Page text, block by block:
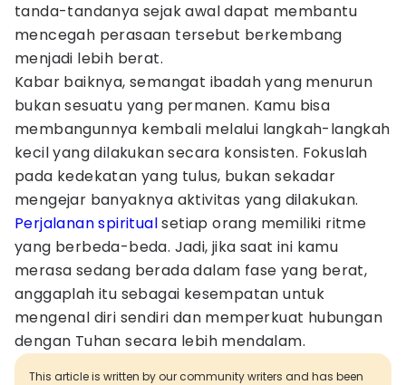
tanda-tandanya sejak awal dapat membantu
mencegah perasaan tersebut berkembang
menjadi lebih berat.
Kabar baiknya, semangat ibadah yang menurun
bukan sesuatu yang permanen. Kamu bisa
membangunnya kembali melalui langkah-langkah
kecil yang dilakukan secara konsisten. Fokuslah
pada kedekatan yang tulus, bukan sekadar
mengejar banyaknya aktivitas yang dilakukan.
Perjalanan spiritualsetiap orang memiliki ritme
yang berbeda-beda. Jadi, jika saat ini kamu
merasa sedang berada dalam fase yang berat,
anggaplah itu sebagai kesempatan untuk
mengenal diri sendiri dan memperkuat hubungan
dengan Tuhan secara lebih mendalam.
This article is written by our community writers and has been